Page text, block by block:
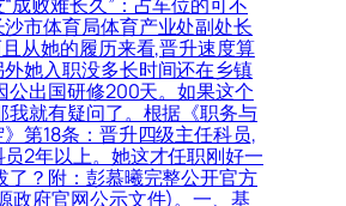
市体育局体育产业处副处长
从她的履历来看,晋升速度算
她入职没多长时间还在乡镇
公出国研修200天。如果这个
我就有疑问了。根据《职务与
第18条：晋升四级主任科员,
2年以上。她这才任职刚好一
了？附：彭慕曦完整公开官方
政府官网公示文件)。一、基